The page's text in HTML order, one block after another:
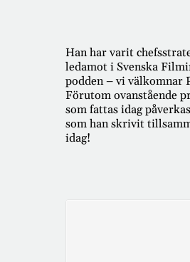
Han har varit
ledamot i Svenska
podden – vi välkomnar
Förutom ovanstående
som fattas idag
som han skrivit
idag!